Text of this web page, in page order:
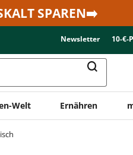
SPAREN➡️
Newsletter 10-€-
Welt Ernähren